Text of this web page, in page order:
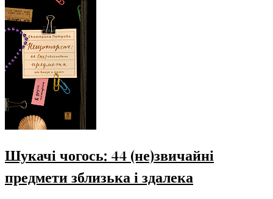
Шукачі чогось: 44 (не)звичайні
предмети зблизька і здалека